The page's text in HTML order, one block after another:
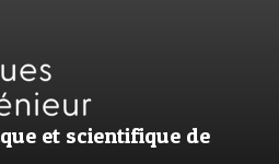
et scientifique de